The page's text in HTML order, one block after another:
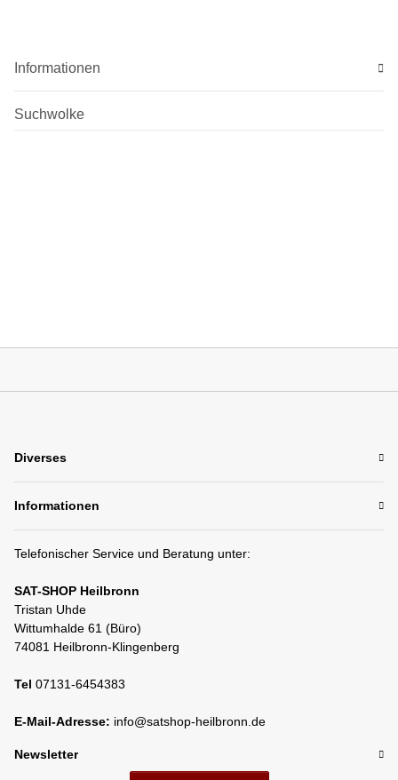
Informationen
Suchwolke
Diverses
Informationen
Telefonischer Service und Beratung unter:
SAT-SHOP Heilbronn
Tristan Uhde
Wittumhalde 61 (Büro)
74081 Heilbronn-Klingenberg
Tel 07131-6454383
E-Mail-Adresse: info@satshop-heilbronn.de
Newsletter